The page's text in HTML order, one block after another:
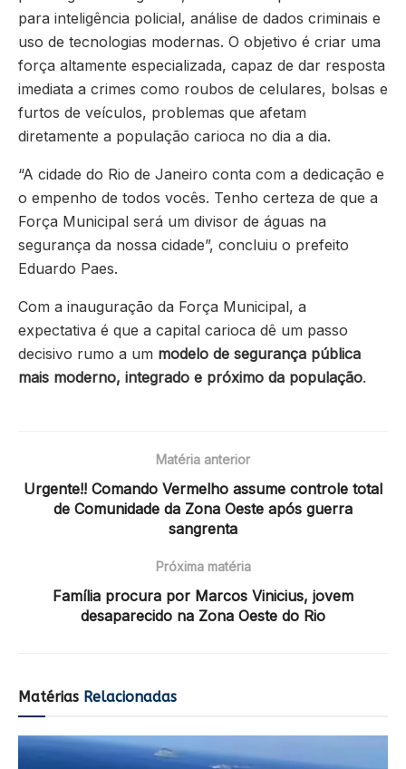
para inteligência policial, análise de dados criminais e
uso de tecnologias modernas. O objetivo é criar uma
força altamente especializada, capaz de dar resposta
imediata a crimes como roubos de celulares, bolsas e
furtos de veículos, problemas que afetam
diretamente a população carioca no dia a dia.
“A cidade do Rio de Janeiro conta com a dedicação e
o empenho de todos vocês. Tenho certeza de que a
Força Municipal será um divisor de águas na
segurança da nossa cidade”, concluiu o prefeito
Eduardo Paes.
Com a inauguração da Força Municipal, a
expectativa é que a capital carioca dê um passo
decisivo rumo a um modelo de segurança pública
mais moderno, integrado e próximo da população.
Matéria anterior
Urgente!! Comando Vermelho assume controle total
de Comunidade da Zona Oeste após guerra
sangrenta
Próxima matéria
Família procura por Marcos Vinicius, jovem
desaparecido na Zona Oeste do Rio
Matérias Relacionadas